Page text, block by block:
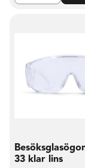
33 klar lins